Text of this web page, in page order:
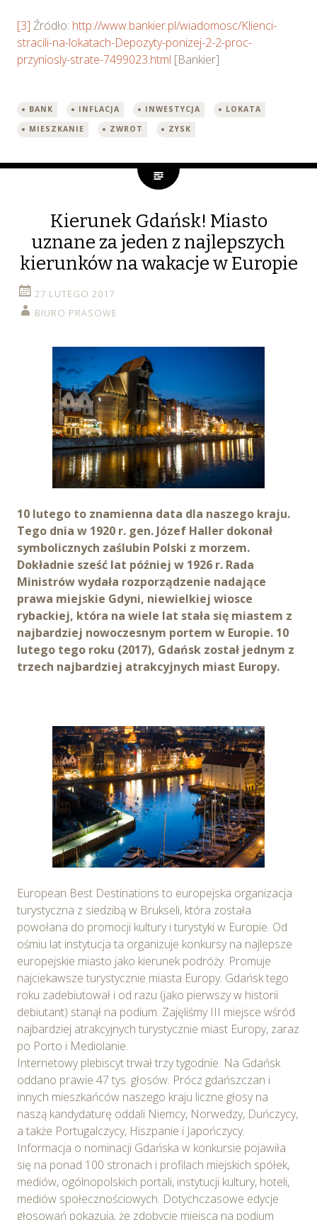
[3] Źródło: http://www.bankier.pl/wiadomosc/Klienci-
stracili-na-lokatach-Depozyty-ponizej-2-2-proc-
przyniosly-strate-7499023.html [Bankier]
BANK INFLACJA INWESTYCJA
LOKATA
MIESZKANIE
ZWROT ZYSK
Kierunek Gdańsk! Miasto
uznane za jeden z najlepszych
kierunków na wakacje w Europie
27 LUTEGO 2017
BIURO PRASOWE
10 lutego to znamienna data dla naszego kraju.
Tego dnia w 1920 r. gen. Józef Haller dokonał
symbolicznych zaślubin Polski z morzem.
Dokładnie sześć lat później w 1926 r. Rada
Ministrów wydała rozporządzenie nadające
prawa miejskie Gdyni, niewielkiej wiosce
rybackiej, która na wiele lat stała się miastem z
najbardziej nowoczesnym portem w Europie. 10
lutego tego roku (2017), Gdańsk został jednym z
trzech najbardziej atrakcyjnych miast Europy.
European Best Destinations to europejska organizacja
turystyczna z siedzibą w Brukseli, która została
powołana do promocji kultury i turystyki w Europie. Od
ośmiu lat instytucja ta organizuje konkursy na najlepsze
europejskie miasto jako kierunek podróży. Promuje
najciekawsze turystycznie miasta Europy. Gdańsk tego
roku zadebiutował i od razu (jako pierwszy w historii
debiutant) stanął na podium. Zajęliśmy III miejsce wśród
najbardziej atrakcyjnych turystycznie miast Europy, zaraz
po Porto i Mediolanie.
Internetowy plebiscyt trwał trzy tygodnie. Na Gdańsk
oddano prawie 47 tys. głosów. Prócz gdańszczan i
innych mieszkańców naszego kraju liczne głosy na
naszą kandydaturę oddali Niemcy, Norwedzy, Duńczycy,
a także Portugalczycy, Hiszpanie i Japończycy.
Informacja o nominacji Gdańska w konkursie pojawiła
się na ponad 100 stronach i profilach miejskich spółek,
mediów, ogólnopolskich portali, instytucji kultury, hoteli,
mediów społecznościowych. Dotychczasowe edycje
głosowań pokazują, że zdobycie miejsca na podium